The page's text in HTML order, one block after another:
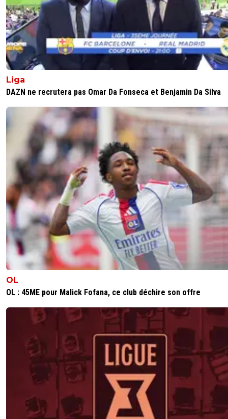
valdo 29 juin 2026 à 22:55 792
Allez ciao. Ça vaut 40 grand max !
Répondre
Nono57 30 juin 2026 à 11:11
Je suis d'accord avec toi, il ne vaut pas du tout
veulent se faire de l'oseille sur le dos de paris.
0+ Répondre
Liga
DAZN ne recrutera pas Omar Da Fonseca et Benjamin Da Silva
OL
OL : 45ME pour Malick Fofana, ce club déchire son offre